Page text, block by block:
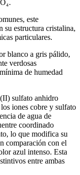
este
su estructura cristalina,
particulares.
blanco a gris pálido,
verdosas
de humedad
sulfato anhidro
iones cobre y sulfato
de agua de
coordinado
lo que modifica su
comparación con el
azul intenso. Esta
entre ambas